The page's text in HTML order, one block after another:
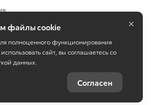
файлы cookie
полноценного функционирования
сайт, вы соглашаетесь со
данных.
Согласен
×